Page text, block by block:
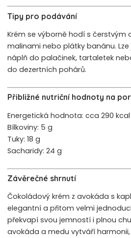
Tipy pro podávání
Krém se výborně hodí s čerstvým
malinami nebo plátky banánu.
náplň do palačinek, tartaletek
do dezertních pohárů.
Přibližné nutriční hodnoty na
Energetická hodnota: cca 290 kcal
Bílkoviny: 5 g
Tuky: 18 g
Sacharidy: 24 g
Závěrečné shrnutí
Čokoládový krém z avokáda s
elegantní a přitom velmi
překvapí svou jemností i plnou
avokáda a medu vytváří